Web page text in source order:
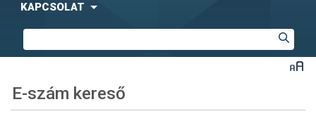
KAPCSOLAT
E-szám kereső